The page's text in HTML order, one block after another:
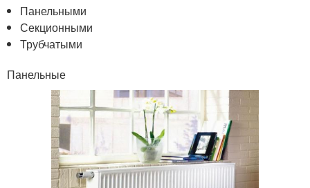
Панельными
Секционными
Трубчатыми
Панельные